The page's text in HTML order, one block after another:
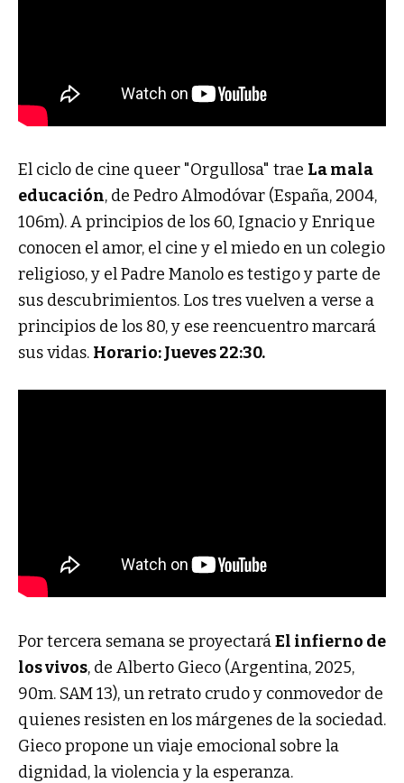
El ciclo de cine queer "Orgullosa" trae La mala
educación, de Pedro Almodóvar (España, 2004,
106m). A principios de los 60, Ignacio y Enrique
conocen el amor, el cine y el miedo en un colegio
religioso, y el Padre Manolo es testigo y parte de
sus descubrimientos. Los tres vuelven a verse a
principios de los 80, y ese reencuentro marcará
sus vidas. Horario: Jueves 22:30.
Por tercera semana se proyectaráEl infierno de
los vivos, de Alberto Gieco (Argentina, 2025,
90m. SAM 13), un retrato crudo y conmovedor de
quienes resisten en los márgenes de la sociedad.
Gieco propone un viaje emocional sobre la
dignidad, la violencia y la esperanza.